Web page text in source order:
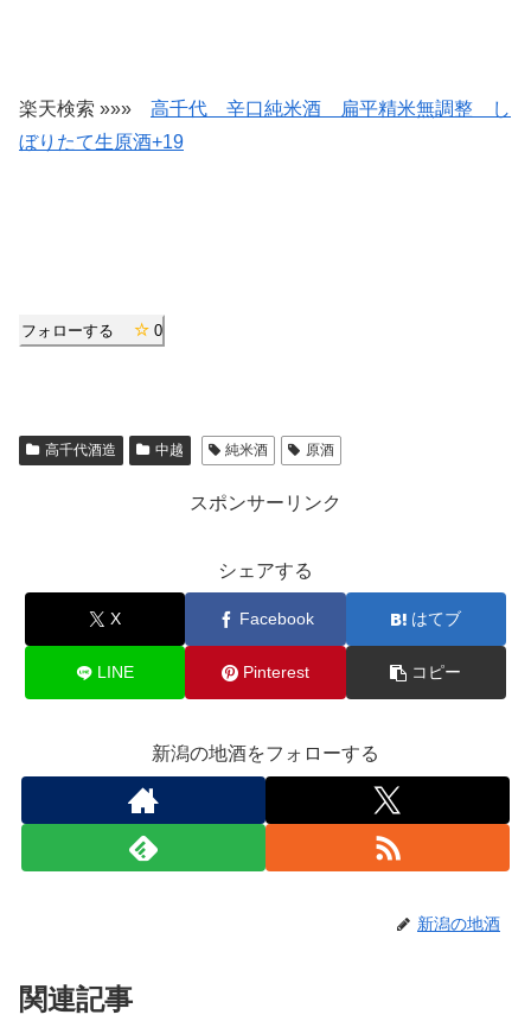
楽天検索 »»» 高千代 辛口純米酒 扁平精米無調整 し
ぼりたて生原酒+19
フォローする 0
高千代酒造 中越 純米酒 原酒
スポンサーリンク
シェアする
X Facebook はてブ
LINE Pinterest コピー
新潟の地酒をフォローする
新潟の地酒
関連記事